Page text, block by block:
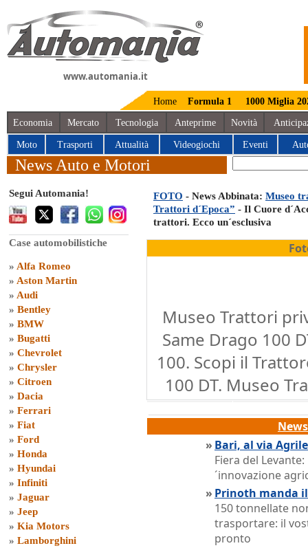
www.automania.it
Home Formula 1 1000 Miglia
Economia Mercato Tecnologia Anteprime Novità
Moto Trasporti Attualità Videogiochi Eventi
News Auto e Motori
Segui Automania!
Case automobilistiche
» Alfa Romeo
» Aston Martin
» Audi
» Bentley
» BMW
» Bugatti
» Chevrolet
» Chrysler
» Citroen
» Dacia
» Ferrari
» Fiat
» Ford
» Honda
» Hyundai
» Infiniti
» Jaguar
» Jeep
» Kia Motors
» Lamborghini
FOTO - News Abbinata: Museo
Trattori d´Epoca” - Il Cuore
trattori. Ecco un´esclusiva
Museo Trattori
Same Drago 100
100. Scopi il
100 DT. Museo
» Bari, al via
Fiera del
´innovazione
» Prinoth manda
150 tonnellate
trasportare: il
pronto